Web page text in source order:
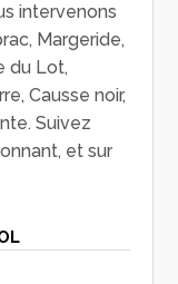
intervenons
Margeride,
du Lot,
Causse noir,
Suivez
et sur